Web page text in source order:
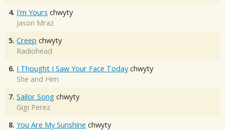
4. I'm Yours chwyty
Jason Mraz
5. Creep chwyty
Radiohead
6. I Thought I Saw Your Face Today chwyty
She and Him
7. Sailor Song chwyty
Gigi Perez
8. You Are My Sunshine chwyty